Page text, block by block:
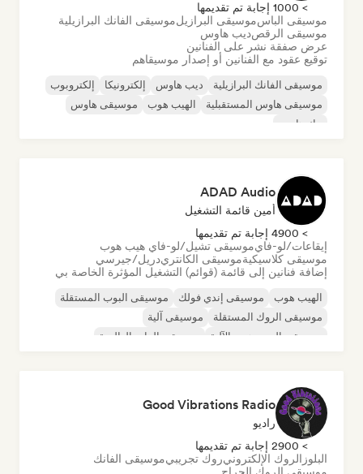
> 1000 إجابة تم تقديمها
موسيقى الباسموسيقى البرازيلموسيقى الفانك البرازيلية
موسيقى الرقصديب هاوس
عرض صفقة نشر على الفنانين
توقيع عقود مع الفنانين أو إصدار موسيقاهم
موسيقى الفانك البرازيلية ديب هاوس إلكترونيكا
إلكتروبوب
موسيقى هاوس المستقبلية
الهيب هوب
موسيقى هاوس
تيك هاوس
ADAD Audio
أمين قائمة التشغيل
> 4900 إجابة تم تقديمها
إيقاعات/لو-فايموسيقى تشيل/لو-فاي هيب هوب
موسيقى كلاسيكيةموسيقى الكانتريدريل/جيرسي
إضافة فنانين إلى قائمة (قوائم) التشغيل المؤثرة الخاصة بي
الهيب هوب موسيقى إندي فولك
موسيقى البوب المستقلة
موسيقى الروك المستقلة
موسيقى آلية
موسيقى الهيب هوب الآلية
موسيقى الراب العالمية
Good Vibrations Radio
راديو
> 2900 إجابة تم تقديمها
البلوز الروك الإلكترونيروك تجريبيموسيقى الفانك